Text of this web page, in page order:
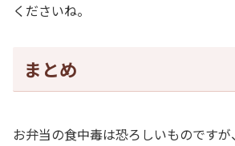
くださいね。
まとめ
お弁当の食中毒は恐ろしいものです